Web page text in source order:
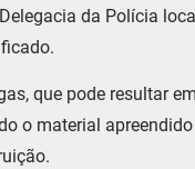
da Polícia
que pode resultar
o material